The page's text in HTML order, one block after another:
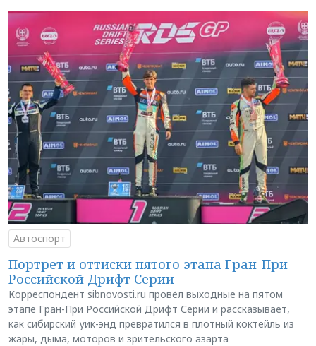
Автоспорт
Портрет и оттиски пятого этапа Гран-При
Российской Дрифт Серии
Корреспондент sibnovosti.ru провёл выходные на пятом
этапе Гран-При Российской Дрифт Серии и рассказывает,
как сибирский уик-энд превратился в плотный коктейль из
жары, дыма, моторов и зрительского азарта